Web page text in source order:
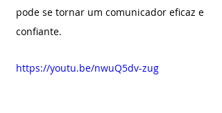
pode se tornar um comunicador eficaz e
confiante.
https://youtu.be/nwuQ5dv-zug